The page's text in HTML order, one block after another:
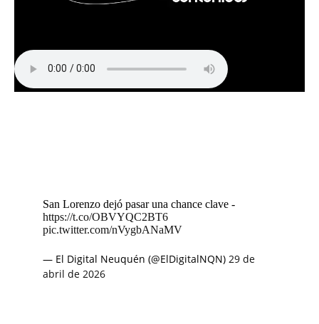
San Lorenzo dejó pasar una chance clave -
https://t.co/OBVYQC2BT6
pic.twitter.com/nVygbANaMV
— El Digital Neuquén (@ElDigitalNQN) 29 de
abril de 2026